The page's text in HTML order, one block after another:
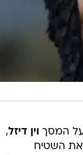
המסך וין דיזל,
את השטיח